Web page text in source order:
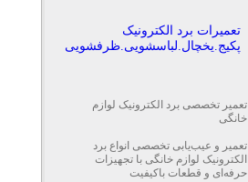
تعمیرات برد الکترونیک
پکیج.یخچال.لباسشویی.ظرفشویی
تعمیر تخصصی برد الکترونیک لوازم
خانگی
تعمیر و عیب‌یابی تخصصی انواع برد
الکترونیک لوازم خانگی با تجهیزات
حرفه‌ای و قطعات باکیفیت